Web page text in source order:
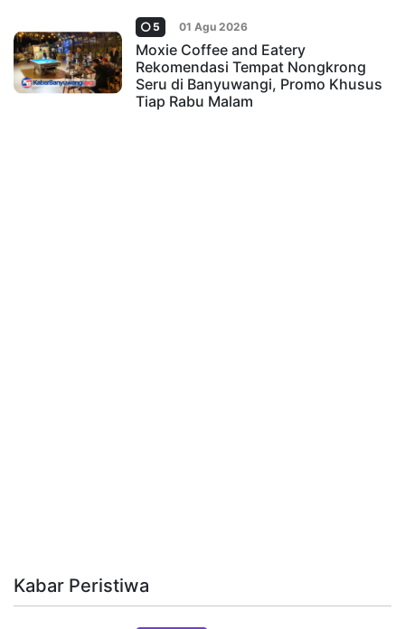
5 01 Agu 2026
Moxie Coffee and Eatery
Rekomendasi Tempat Nongkrong
Seru di Banyuwangi, Promo Khusus
Tiap Rabu Malam
Kabar Peristiwa